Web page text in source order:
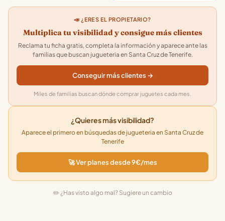
📣 ¿ERES EL PROPIETARIO?
Multiplica tu visibilidad y consigue más clientes
Reclama tu ficha gratis, completa la información y aparece ante las
familias que buscan jugueteria en Santa Cruz de Tenerife.
Conseguir más clientes →
Miles de familias buscan dónde comprar juguetes cada mes.
¿Quieres más visibilidad?
Aparece el primero en búsquedas de jugueteria en Santa Cruz de
Tenerife
🚀 Ver planes desde 9€/mes
✏️ ¿Has visto algo mal? Sugiere un cambio